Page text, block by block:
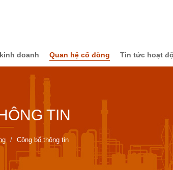
doanh Quan hệ cổ đông Tin tức hoạt
TIN
Công bố thông tin